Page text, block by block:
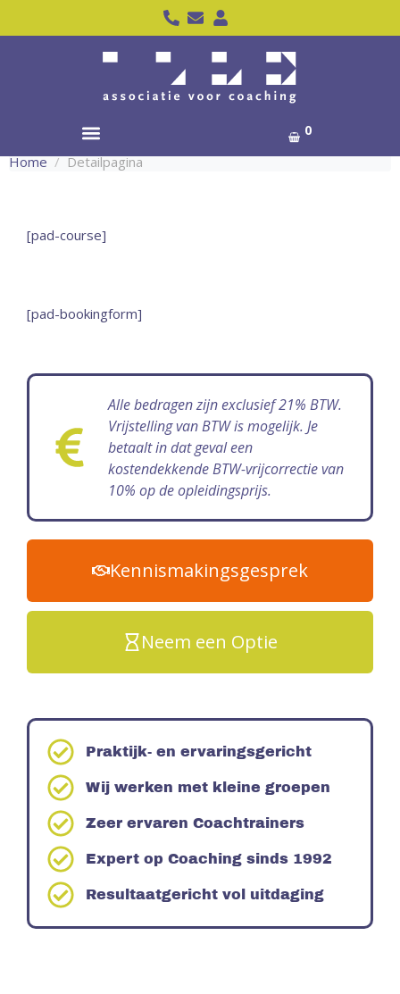
0
Home Detailpagina
[pad-course]
[pad-bookingform]
Alle bedragen zijn exclusief 21% BTW.
Vrijstelling van BTW is mogelijk. Je
betaalt in dat geval een
kostendekkende BTW-vrijcorrectie van
10% op de opleidingsprijs.
Kennismakingsgesprek
Neem een Optie
Praktijk- en ervaringsgericht
Wij werken met kleine groepen
Zeer ervaren Coachtrainers
Expert op Coaching sinds 1992
Resultaatgericht vol uitdaging